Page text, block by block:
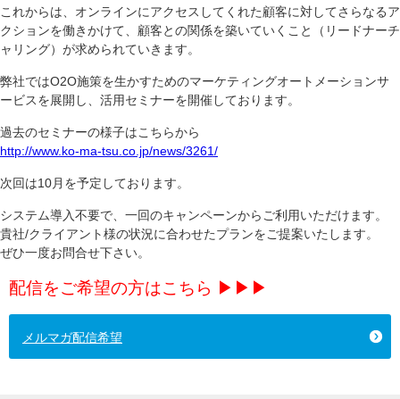
これからは、オンラインにアクセスしてくれた顧客に対してさらなるア
クションを働きかけて、顧客との関係を築いていくこと（リードナーチ
ャリング）が求められていきます。
弊社ではO2O施策を生かすためのマーケティングオートメーションサ
ービスを展開し、活用セミナーを開催しております。
過去のセミナーの様子はこちらから
http://www.ko-ma-tsu.co.jp/news/3261/
次回は10月を予定しております。
システム導入不要で、一回のキャンペーンからご利用いただけます。
貴社/クライアント様の状況に合わせたプランをご提案いたします。
ぜひ一度お問合せ下さい。
配信をご希望の方はこちら ▶︎▶︎▶︎
メルマガ配信希望